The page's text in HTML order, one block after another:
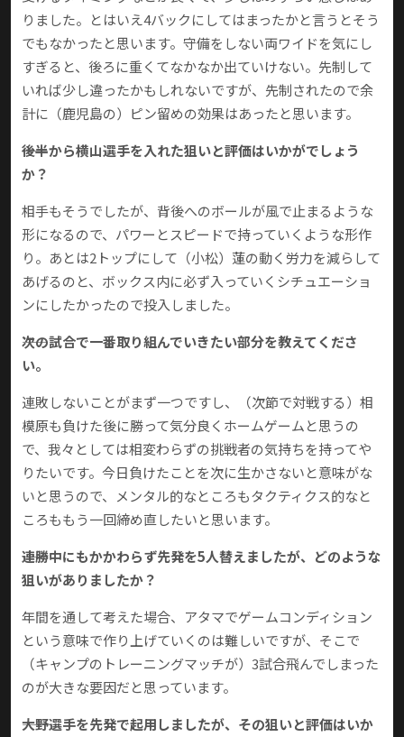
りました。とはいえ4バックにしてはまったかと言うとそう
でもなかったと思います。守備をしない両ワイドを気にし
すぎると、後ろに重くてなかなか出ていけない。先制して
いれば少し違ったかもしれないですが、先制されたので余
計に（鹿児島の）ピン留めの効果はあったと思います。
――後半から横山選手を入れた狙いと評価はいかがでしょう
か？
相手もそうでしたが、背後へのボールが風で止まるような
形になるので、パワーとスピードで持っていくような形作
り。あとは2トップにして（小松）蓮の動く労力を減らして
あげるのと、ボックス内に必ず入っていくシチュエーショ
ンにしたかったので投入しました。
――次の試合で一番取り組んでいきたい部分を教えてくださ
い。
連敗しないことがまず一つですし、（次節で対戦する）相
模原も負けた後に勝って気分良くホームゲームと思うの
で、我々としては相変わらずの挑戦者の気持ちを持ってや
りたいです。今日負けたことを次に生かさないと意味がな
いと思うので、メンタル的なところもタクティクス的なと
ころももう一回締め直したいと思います。
――連勝中にもかかわらず先発を5人替えましたが、どのような
狙いがありましたか？
年間を通して考えた場合、アタマでゲームコンディション
という意味で作り上げていくのは難しいですが、そこで
（キャンプのトレーニングマッチが）3試合飛んでしまった
のが大きな要因だと思っています。
――大野選手を先発で起用しましたが、その狙いと評価はいか